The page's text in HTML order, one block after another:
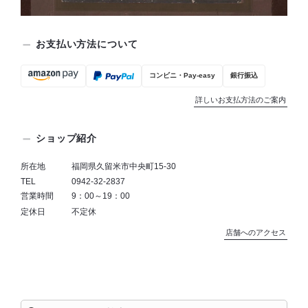
お支払い方法について
コンビニ・Pay-easy 銀行振込
詳しいお支払方法のご案内
ショップ紹介
所在地
福岡県久留米市中央町15-30
TEL
0942-32-2837
営業時間
9：00～19：00
定休日
不定休
店舗へのアクセス